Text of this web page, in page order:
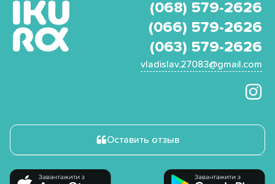
(068) 579-2626
(066) 579-2626
(063) 579-2626
vladislav.27083@gmail.com
Оставить отзыв